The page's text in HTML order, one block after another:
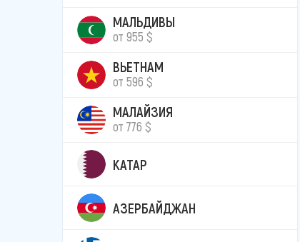
МАЛЬДИВЫ
от 955 $
ВЬЕТНАМ
от 596 $
МАЛАЙЗИЯ
от 776 $
КАТАР
АЗЕРБАЙДЖАН